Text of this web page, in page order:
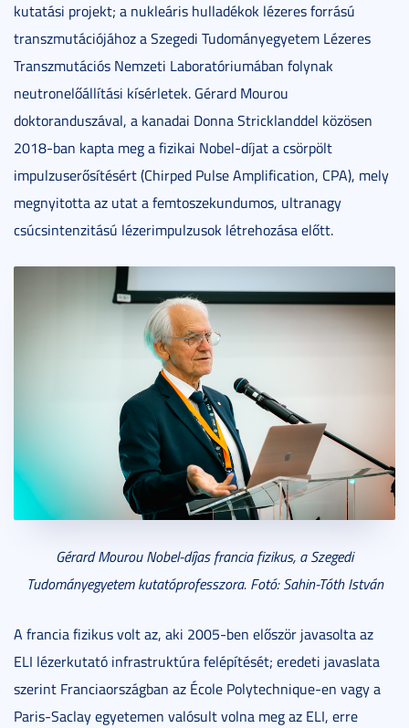
kutatási projekt; a nukleáris hulladékok lézeres forrású
transzmutációjához a Szegedi Tudományegyetem Lézeres
Transzmutációs Nemzeti Laboratóriumában folynak
neutronelőállítási kísérletek. Gérard Mourou
doktoranduszával, a kanadai Donna Stricklanddel közösen
2018-ban kapta meg a fizikai Nobel-díjat a csörpölt
impulzuserősítésért (Chirped Pulse Amplification, CPA), mely
megnyitotta az utat a femtoszekundumos, ultranagy
csúcsintenzitású lézerimpulzusok létrehozása előtt.
Gérard Mourou Nobel-díjas francia fizikus, a Szegedi
Tudományegyetem kutatóprofesszora. Fotó: Sahin-Tóth István
A francia fizikus volt az, aki 2005-ben először javasolta az
ELI lézerkutató infrastruktúra felépítését; eredeti javaslata
szerint Franciaországban az École Polytechnique-en vagy a
Paris-Saclay egyetemen valósult volna meg az ELI, erre